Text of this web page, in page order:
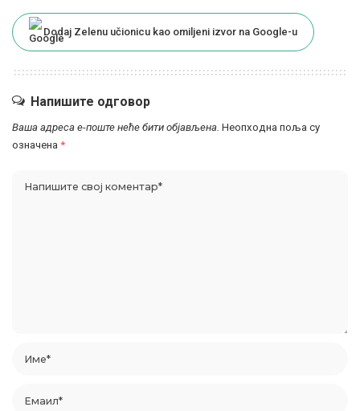
Dodaj Zelenu učionicu kao omiljeni izvor na Google-u
Напишите одговор
Ваша адреса е-поште неће бити објављена. Неопходна поља су
означена *